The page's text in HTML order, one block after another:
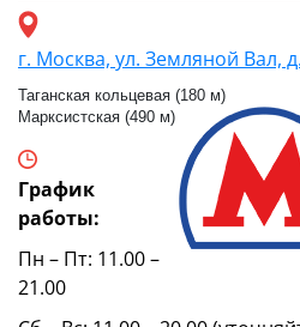
г. Москва, ул. Земляной Вал,
Таганская кольцевая (180 м)
Марксистская (490 м)
График
работы:
Пн – Пт: 11.00 –
21.00